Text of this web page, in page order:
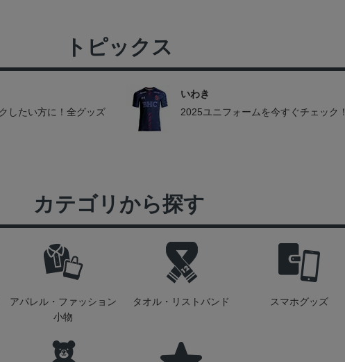
トピックス
したい方に！全グッズ
いわき
2025ユニフォームを今すぐチェック！
カテゴリから探す
アパレル・ファッション
小物
タオル・リストバンド スマホグッズ